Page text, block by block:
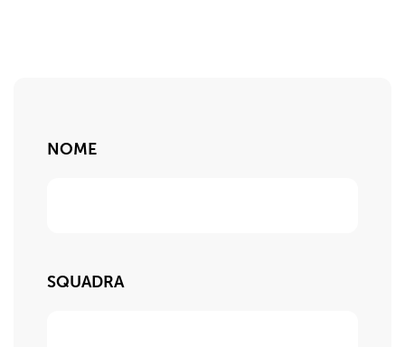
NOME
SQUADRA